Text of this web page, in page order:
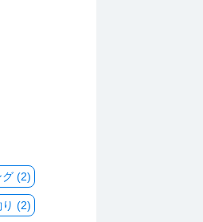
グ (2)
り (2)